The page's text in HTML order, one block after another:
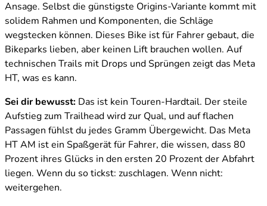
Ansage. Selbst die günstigste Origins-Variante kommt mit
solidem Rahmen und Komponenten, die Schläge
wegstecken können. Dieses Bike ist für Fahrer gebaut, die
Bikeparks lieben, aber keinen Lift brauchen wollen. Auf
technischen Trails mit Drops und Sprüngen zeigt das Meta
HT, was es kann.
Sei dir bewusst: Das ist kein Touren-Hardtail. Der steile
Aufstieg zum Trailhead wird zur Qual, und auf flachen
Passagen fühlst du jedes Gramm Übergewicht. Das Meta
HT AM ist ein Spaßgerät für Fahrer, die wissen, dass 80
Prozent ihres Glücks in den ersten 20 Prozent der Abfahrt
liegen. Wenn du so tickst: zuschlagen. Wenn nicht:
weitergehen.